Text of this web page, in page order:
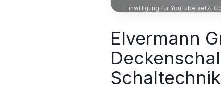
Einwilligung für YouTube setzt
Elvermann
Schaltechnik